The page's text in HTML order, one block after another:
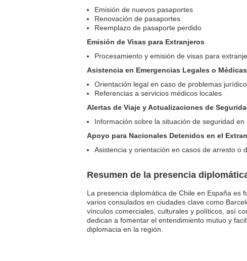
Emisión de nuevos pasaportes
Renovación de pasaportes
Reemplazo de pasaporte perdido
Emisión de Visas para Extranjeros
Procesamiento y emisión de visas para
Asistencia en Emergencias Legales o Médicas
Orientación legal en caso de problemas
Referencias a servicios médicos locales
Alertas de Viaje y Actualizaciones de
Información sobre la situación de seguridad en
Apoyo para Nacionales Detenidos en el
Asistencia y orientación en casos de arresto o
Resumen de la presencia
La presencia diplomática de Chile en España es
varios consulados en ciudades clave como
vínculos comerciales, culturales y políticos, así
dedican a fomentar el entendimiento mutuo y
diplomacia en la región.